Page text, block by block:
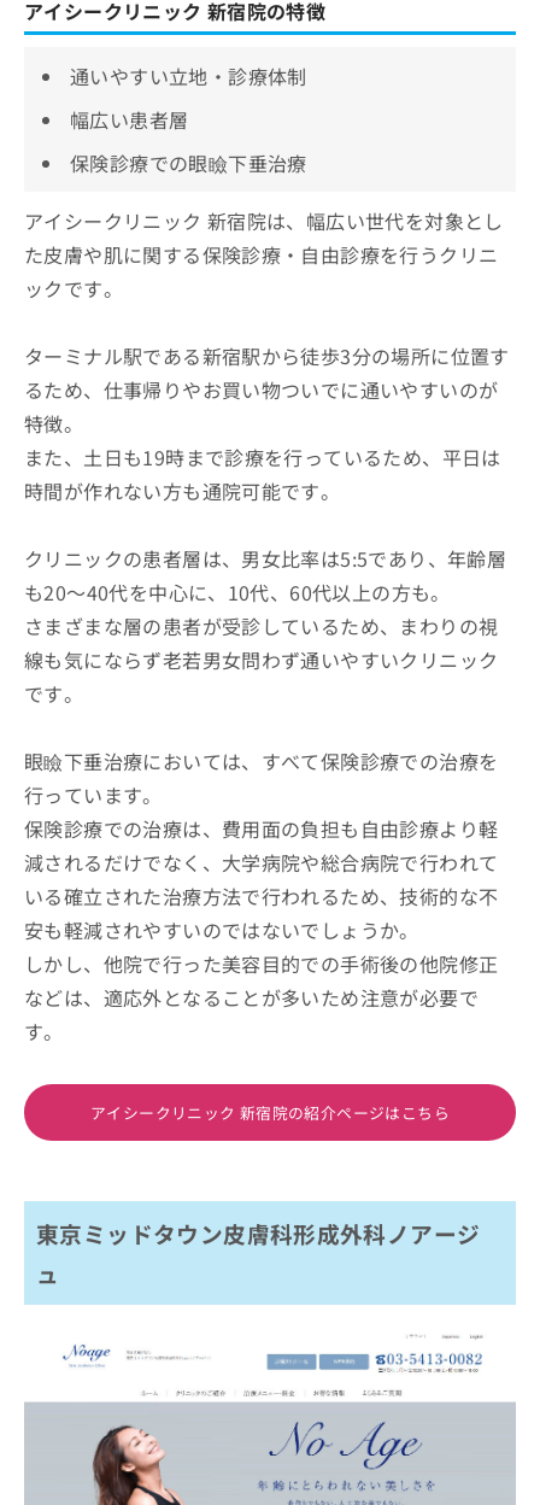
アイシークリニック 新宿院の特徴
通いやすい立地・診療体制
幅広い患者層
保険診療での眼瞼下垂治療
アイシークリニック 新宿院は、幅広い世代を対象とし
た皮膚や肌に関する保険診療・自由診療を行うクリニ
ックです。
ターミナル駅である新宿駅から徒歩3分の場所に位置す
るため、仕事帰りやお買い物ついでに通いやすいのが
特徴。
また、土日も19時まで診療を行っているため、平日は
時間が作れない方も通院可能です。
クリニックの患者層は、男女比率は5:5であり、年齢層
も20～40代を中心に、10代、60代以上の方も。
さまざまな層の患者が受診しているため、まわりの視
線も気にならず老若男女問わず通いやすいクリニック
です。
眼瞼下垂治療においては、すべて保険診療での治療を
行っています。
保険診療での治療は、費用面の負担も自由診療より軽
減されるだけでなく、大学病院や総合病院で行われて
いる確立された治療方法で行われるため、技術的な不
安も軽減されやすいのではないでしょうか。
しかし、他院で行った美容目的での手術後の他院修正
などは、適応外となることが多いため注意が必要で
す。
アイシークリニック 新宿院の紹介ページはこちら
東京ミッドタウン皮膚科形成外科ノアージ
ュ